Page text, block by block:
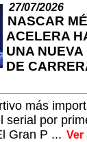
27/07/2026
NASCAR
ACELERA
UNA NUEVA
DE
más
serial por
Gran P ... Ver